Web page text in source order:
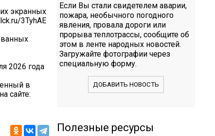
экранных
3TyhAE
2026 года
в
сайте:
Если Вы стали свидетелем аварии,
пожара, необычного погодного
явления, провала дороги или
прорыва теплотрассы, сообщите об
этом в ленте народных новостей.
Загружайте фотографии через
специальную форму.
ДОБАВИТЬ НОВОСТЬ
Полезные ресурсы